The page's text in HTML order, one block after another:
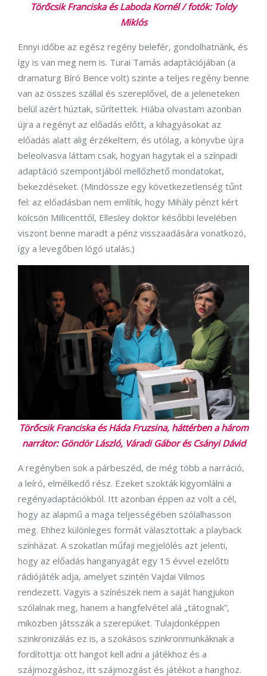
Törőcsik Franciska és Laboda Kornél / fotók: Toldy
Miklós
Ennyi időbe az egész regény belefér, gondolhatnánk, és
így is van meg nem is. Turai Tamás adaptációjában (a
dramaturg Bíró Bence volt) szinte a teljes regény benne
van az összes szállal és szereplővel, de a jeleneteken
belül azért húztak, sűrítettek. Hiába olvastam azonban
újra a regényt az előadás előtt, a kihagyásokat az
előadás alatt alig érzékeltem, és utólag, a könyvbe újra
beleolvasva láttam csak, hogyan hagytak el a színpadi
adaptáció szempontjából mellőzhető mondatokat,
bekezdéseket. (Mindössze egy következetlenség tűnt
fel: az előadásban nem említik, hogy Mihály pénzt kért
kölcsön Millicenttől, Ellesley doktor későbbi levelében
viszont benne maradt a pénz visszaadására vonatkozó,
így a levegőben lógó utalás.)
Törőcsik Franciska és Háda Fruzsina, háttérben a három
narrátor: Göndör László, Váradi Gábor és Csányi Dávid
A regényben sok a párbeszéd, de még több a narráció,
a leíró, elmélkedő rész. Ezeket szokták kigyomlálni a
regényadaptációkból. Itt azonban éppen az volt a cél,
hogy az alapmű a maga teljességében szólalhasson
meg. Ehhez különleges formát választottak: a playback
színházat. A szokatlan műfaji megjelölés azt jelenti,
hogy az előadás hanganyagát egy 15 évvel ezelőtti
rádiójáték adja, amelyet szintén Vajdai Vilmos
rendezett. Vagyis a színészek nem a saját hangjukon
szólalnak meg, hanem a hangfelvétel alá „tátognak”,
miközben játsszák a szerepüket. Tulajdonképpen
szinkronizálás ez is, a szokásos szinkronmunkáknak a
fordítottja: ott hangot kell adni a játékhoz és a
szájmozgáshoz, itt szájmozgást és játékot a hanghoz.